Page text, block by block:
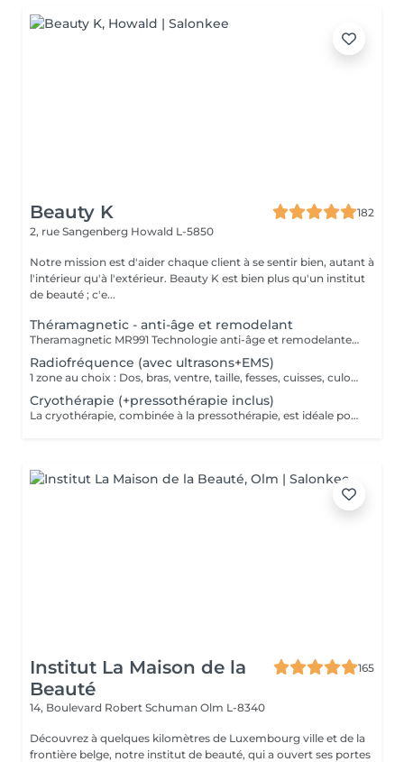
Beauty K
182
2, rue Sangenberg Howald L-5850
Notre mission est d'aider chaque client à se sentir bien, autant à
l'intérieur qu'à l'extérieur. Beauty K est bien plus qu'un institut
de beauté ; c'e...
Théramagnetic - anti-âge et remodelant
Theramagnetic MR991 Technologie anti-âge et remodelante pour le corps et le visage Le Theramagnetic est un soin non-invasif alliant endomassage mécanique et champs magnétiques pulsés à résonance stochastique (CMPS). Cette technologie brevetée, D.E.S., stimule intensément la régénération cellulaire, améliore la circulation sanguine et lymphatique, et restaure visiblement l'élasticité de la peau. Endomassage Mécanique (MRM) : grâce à deux rouleaux motorisés et une aspiration douce, il reproduit un massage profond qui déstocke les graisses, raffermit les tissus et favorise un drainage naturel. Champs magnétiques pulsés (CMPS) : ils envoient des micro-courants qui relancent l'activité cellulaire, améliorent l'oxygénation, éliminent les toxines et boostent la production de collagène et d'élastine. Résultat : une peau plus lisse, plus lumineuse, dès les premières séances. Des résultats mesurables dès la 1ère séance : Jusqu'à -9,7 cm de tour de taille* +52,65 % d'activité des fibroblastes (cellules de régénération) Visage & Corps : le Theramagnetic s'adapte aux différentes zones, y compris le visage et le cou, pour un effet liftant et anti-âge immédiat. Recommandation : une cure de 7 séances, à raison de 1 à 2 séances par semaine, pour des résultats durables et visibles (raffermissement, réduction des rides, amélioration de la silhouette, drainage).
Radiofréquence (avec ultrasons+EMS)
1 zone au choix : Dos, bras, ventre, taille, fesses, cuisses, culotte de cheval, etc. La technologie ondes électromagnétiques par radiofréquence provoque la rotation des molécules d'eau et génère le réchauffement des tissus cutanés et sous-cutanés. Cette chaleur a pour effet de stimuler le métabolisme, provoquant un ensemble de réactions qui accélère le processus d'élimination des graisses tenaces.
Cryothérapie (+pressothérapie inclus)
La cryothérapie, combinée à la pressothérapie, est idéale pour traiter la cellulite, les douleurs et inflammations. Ce soin par le froid favorise la récupération physique, améliore la circulation et raffermit la peau. En plus de tonifier les tissus et éliminer les capitons, la cryothérapie procure un moment de relaxation grâce à la production d'endorphines stimulée par le froid.
Institut La Maison de la
Beauté
165
14, Boulevard Robert Schuman Olm L-8340
Découvrez à quelques kilomètres de Luxembourg ville et de la
frontière belge, notre institut de beauté, qui a ouvert ses portes